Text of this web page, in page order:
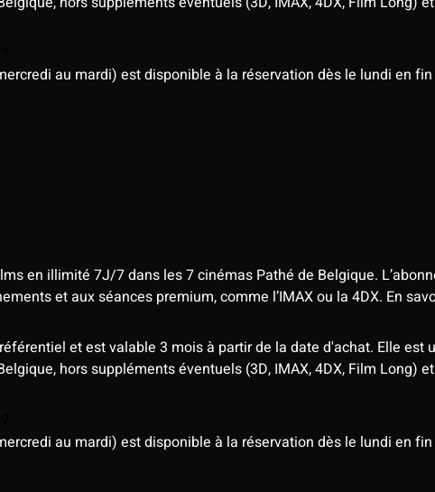
au mardi) est disponible à la réservation dès le lundi en
en illimité 7J/7 dans les 7 cinémas Pathé de Belgique.
et aux séances premium, comme l’IMAX ou la 4DX. En
et est valable 3 mois à partir de la date d'achat. Elle
hors suppléments éventuels (3D, IMAX, 4DX, Film Long)
au mardi) est disponible à la réservation dès le lundi en